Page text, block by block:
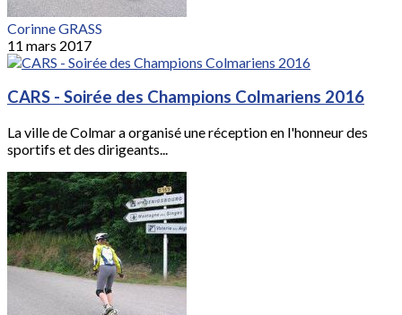
Corinne GRASS
11 mars 2017
CARS - Soirée des Champions Colmariens 2016
La ville de Colmar a organisé une réception en l'honneur des
sportifs et des dirigeants...